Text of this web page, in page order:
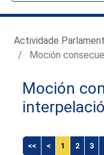
Actividade
Moción
Moción
<< < 1 2 3